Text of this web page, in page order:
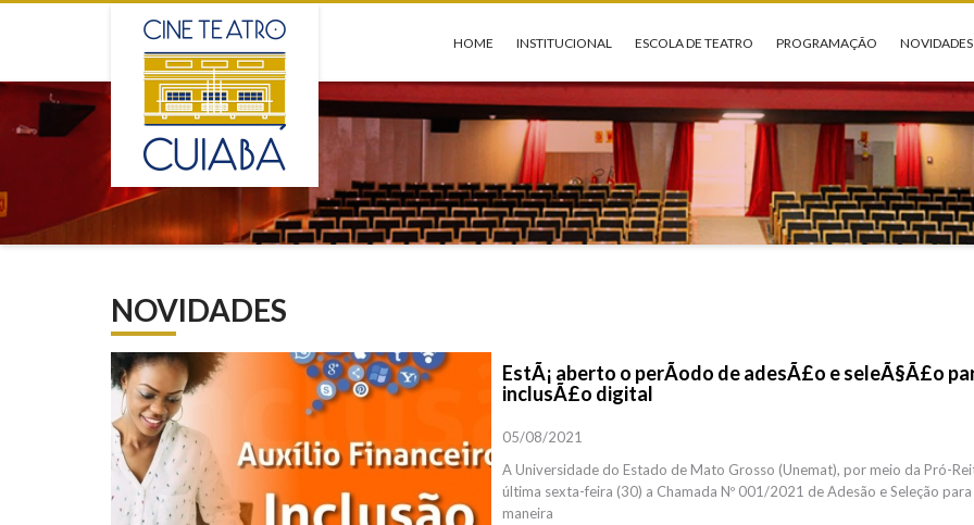
HOME INSTITUCIONAL ESCOLA DE TEATRO PROGRAMAÇÃO NOVIDADES
NOVIDADES
EstÃ¡ aberto o perÃ­odo de adesÃ£o e seleÃ§Ã£o
inclusÃ£o digital
05/08/2021
A Universidade do Estado de Mato Grosso (Unemat), por meio da Pró-
última sexta-feira (30) a Chamada Nº 001/2021 de Adesão e Seleção
maneira